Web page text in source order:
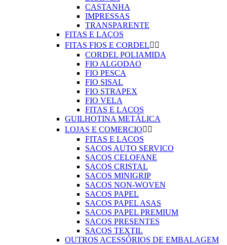
CASTANHA
IMPRESSAS
TRANSPARENTE
FITAS E LAÇOS
FITAS FIOS E CORDEL 
CORDEL POLIAMIDA
FIO ALGODAO
FIO PESCA
FIO SISAL
FIO STRAPEX
FIO VELA
FITAS E LACOS
GUILHOTINA METÁLICA
LOJAS E COMERCIO 
FITAS E LACOS
SACOS AUTO SERVICO
SACOS CELOFANE
SACOS CRISTAL
SACOS MINIGRIP
SACOS NON-WOVEN
SACOS PAPEL
SACOS PAPEL ASAS
SACOS PAPEL PREMIUM
SACOS PRESENTES
SACOS TEXTIL
OUTROS ACESSÓRIOS DE EMBALAGEM